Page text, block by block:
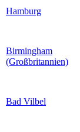
Hamburg
Birmingham
(Großbritannien)
Bad Vilbel